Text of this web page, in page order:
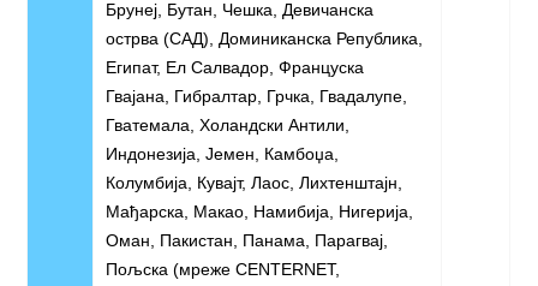
Брунеј, Бутан, Чешка, Девичанска
острва (САД), Доминиканска Република,
Египат, Ел Салвадор, Француска
Гвајана, Гибралтар, Грчка, Гвадалупе,
Гватемала, Холандски Антили,
Индонезија, Јемен, Камбоџа,
Колумбија, Кувајт, Лаос, Лихтенштајн,
Мађарска, Макао, Намибија, Нигерија,
Оман, Пакистан, Панама, Парагвај,
Пољска (мреже CENTERNET,